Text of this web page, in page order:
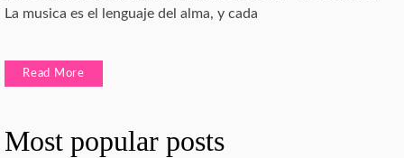
La musica es el lenguaje del alma, y cada
Read More
Most popular posts